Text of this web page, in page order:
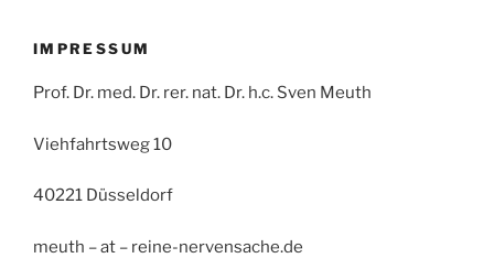
IMPRESSUM
Prof. Dr. med. Dr. rer. nat. Dr. h.c. Sven Meuth
Viehfahrtsweg 10
40221 Düsseldorf
meuth – at – reine-nervensache.de